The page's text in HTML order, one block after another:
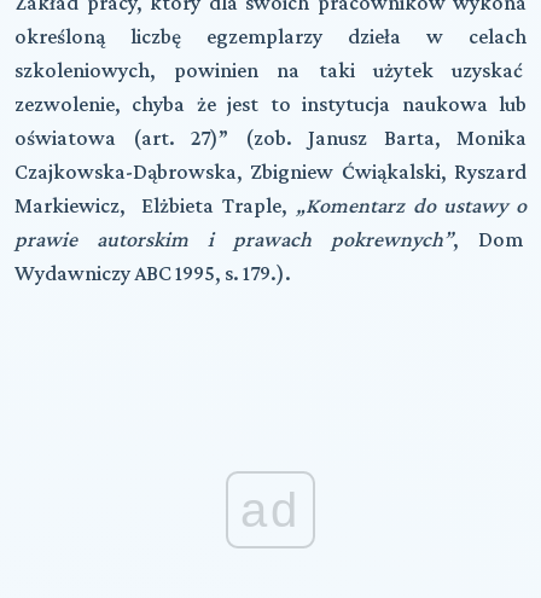
określoną liczbę egzemplarzy dzieła w celach
szkoleniowych, powinien na taki użytek uzyskać
zezwolenie, chyba że jest to instytucja naukowa lub
oświatowa (art. 27)” (zob. Janusz Barta, Monika
Czajkowska-Dąbrowska, Zbigniew Ćwiąkalski, Ryszard
Markiewicz, Elżbieta Traple, „Komentarz do ustawy o
prawie autorskim i prawach pokrewnych”, Dom
Wydawniczy ABC 1995, s. 179.).
ad